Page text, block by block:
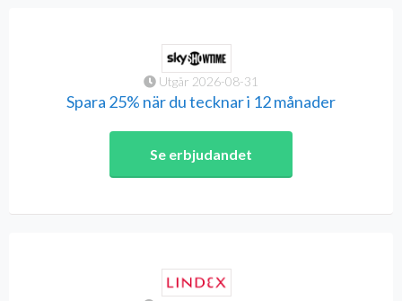
Utgår 2026-08-31
Spara 25% när du tecknar i 12 månader
Se erbjudandet